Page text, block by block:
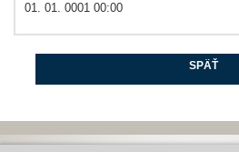
01. 01. 0001 00:00
SPÄŤ